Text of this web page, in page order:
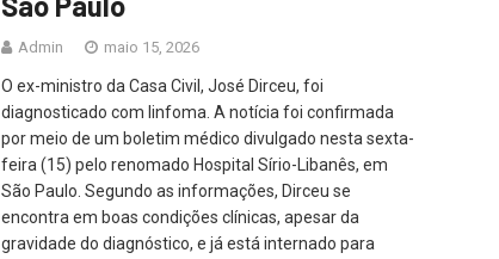
Admin maio 15, 2026
O ex-ministro da Casa Civil, José Dirceu, foi
diagnosticado com linfoma. A notícia foi confirmada
por meio de um boletim médico divulgado nesta sexta-
feira (15) pelo renomado Hospital Sírio-Libanês, em
São Paulo. Segundo as informações, Dirceu se
encontra em boas condições clínicas, apesar da
gravidade do diagnóstico, e já está internado para